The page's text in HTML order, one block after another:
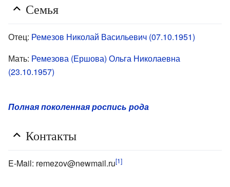
Семья
Отец: Ремезов Николай Васильевич (07.10.1951)
Мать: Ремезова (Ершова) Ольга Николаевна
(23.10.1957)
Полная поколенная роспись рода
Контакты
E-Mail: remezov@newmail.ru[1]